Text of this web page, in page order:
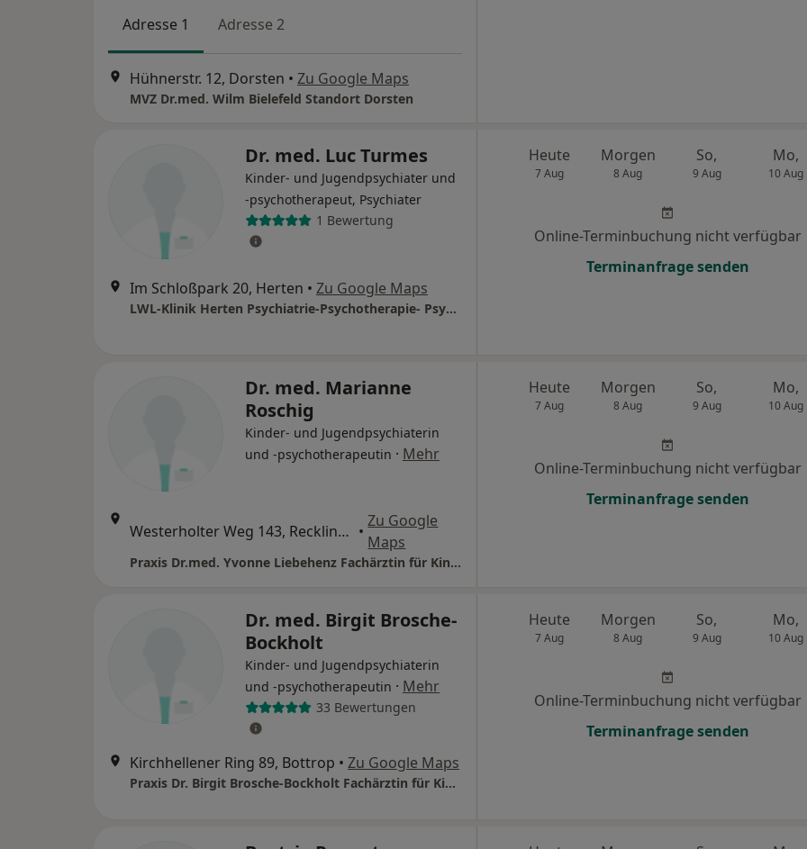
Adresse 1 Adresse 2
Hühnerstr. 12, Dorsten • Zu Google Maps
MVZ Dr.med. Wilm Bielefeld Standort Dorsten
Dr. med. Luc Turmes
Kinder- und Jugendpsychiater und
-psychotherapeut, Psychiater
1 Bewertung
Im Schloßpark 20, Herten • Zu Google Maps
LWL-Klinik Herten Psychiatrie-Psychotherapie- Psychosomatik
Heute
7 Aug
Morgen
8 Aug
So,
9 Aug
Mo,
10 Aug
Online-Terminbuchung nicht verfügbar
Terminanfrage senden
Dr. med. Marianne
Roschig
Kinder- und Jugendpsychiaterin
und -psychotherapeutin · Mehr
Westerholter Weg 143, Recklinghausen •
Zu Google
Maps
Praxis Dr.med. Yvonne Liebehenz Fachärztin für Kinder- Jugendpsychotherapie
Heute
7 Aug
Morgen
8 Aug
So,
9 Aug
Mo,
10 Aug
Online-Terminbuchung nicht verfügbar
Terminanfrage senden
Dr. med. Birgit Brosche-
Bockholt
Kinder- und Jugendpsychiaterin
und -psychotherapeutin · Mehr
33 Bewertungen
Kirchhellener Ring 89, Bottrop • Zu Google Maps
Praxis Dr. Birgit Brosche-Bockholt Fachärztin für Kinder- und Jugendpsychiatrie
Heute
7 Aug
Morgen
8 Aug
So,
9 Aug
Mo,
10 Aug
Online-Terminbuchung nicht verfügbar
Terminanfrage senden